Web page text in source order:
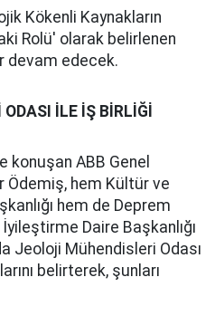
Kökenli Kaynakların
Rolü' olarak belirlenen
devam edecek.
İLE İŞ BİRLİĞİ
konuşan ABB Genel
Ödemiş, hem Kültür ve
hem de Deprem
Daire Başkanlığı
Jeoloji Mühendisleri Odası
belirterek, şunları